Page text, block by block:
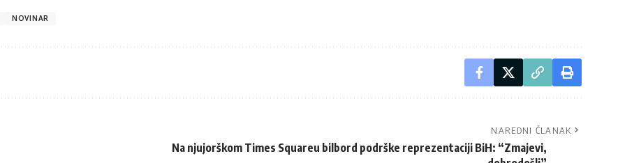
NOVINAR
NAREDNI ČLANAK
Na njujorškom Times Squareu bilbord podrške reprezentaciji BiH: “Zmajevi,